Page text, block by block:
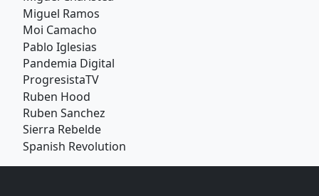
Miguel Ramos
Moi Camacho
Pablo Iglesias
Pandemia Digital
ProgresistaTV
Ruben Hood
Ruben Sanchez
Sierra Rebelde
Spanish Revolution